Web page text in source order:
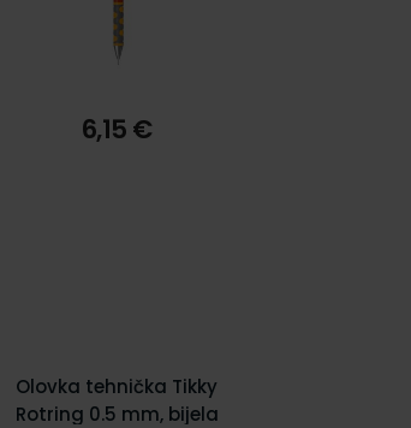
6,15 €
Olovka tehnička Tikky
Rotring 0.5 mm, bijela